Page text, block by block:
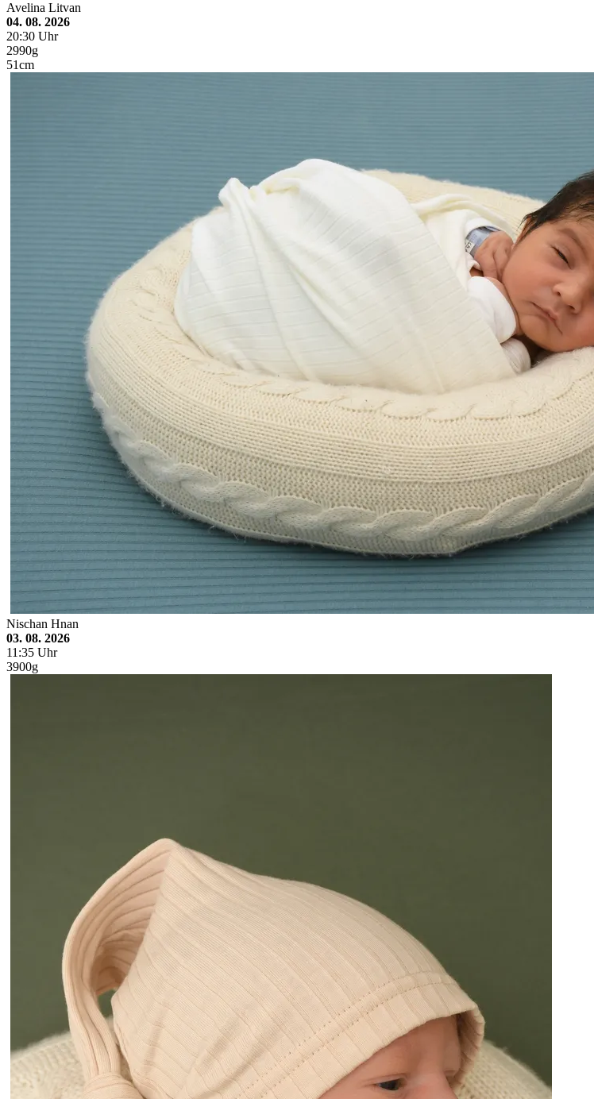
Avelina Litvan
04. 08. 2026
20:30 Uhr
2990g
51cm
Nischan Hnan
03. 08. 2026
11:35 Uhr
3900g